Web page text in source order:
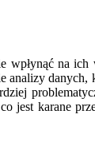
na
karane